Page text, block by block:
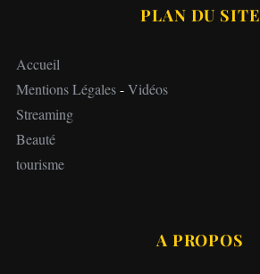
PLAN DU SITE
Accueil
Mentions Légales-Vidéos
Streaming
Beauté
tourisme
A PROPOS